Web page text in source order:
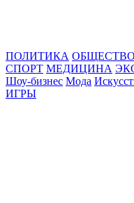
ПОЛИТИКА ОБЩЕСТВО
СПОРТ МЕДИЦИНА
Шоу-бизнес Мода
ИГРЫ